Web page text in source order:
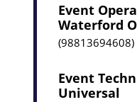
Event
Waterford
98813694608
Event
Universal